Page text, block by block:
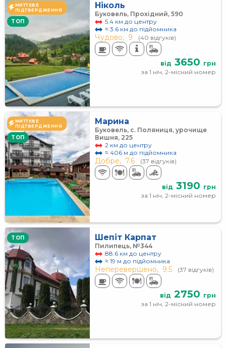
МИТТЄВЕ
ПІДТВЕРДЖЕННЯ
TOП
Ніколь
Буковель, Прохідний, 590
5.4 км до центру
≈ 3.6 км до підйомника
Чудово, 9 (40 відгуків)
від 3650 грн
за 1 ніч, 2-місний номер
МИТТЄВЕ
ПІДТВЕРДЖЕННЯ
TOП
Марина
Буковель, с. Поляниця, урочище
Вишня, 225
2 км до центру
≈ 406 м до підйомника
Добре, 7.6 (37 відгуків)
від 3190 грн
за 1 ніч, 2-місний номер
TOП Шепіт Карпат
Пилипець, №344
88.6 км до центру
≈ 19 м до підйомника
Неперевершено, 9.5 (37 відгуків)
від 2750 грн
за 1 ніч, 2-місний номер